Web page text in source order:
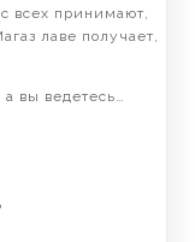
всех принимают,
лаве получает,
вы ведетесь…